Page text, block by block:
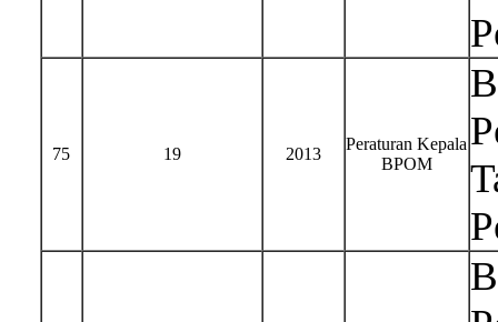
75 19 2013
Peraturan Kepala
BPOM